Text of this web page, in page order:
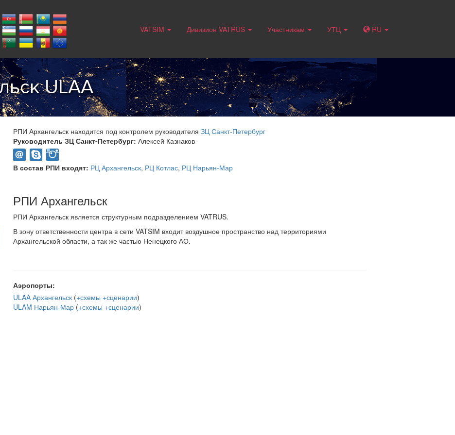
VATSIM Дивизион VATRUS Участникам УТЦ RU
ULAA
РПИ Архангельск находится под контролем руководителя ЗЦ Санкт-Петербург
Руководитель ЗЦ Санкт-Петербург: Алексей Казнаков
В состав РПИ входят: РЦ Архангельск, РЦ Котлас, РЦ Нарьян-Мар
РПИ Архангельск
РПИ Архангельск является структурным подразделением VATRUS.
В зону ответственности центра в сети VATSIM входит воздушное пространство над территориями
Архангельской области, а так же частью Ненецкого АО.
Аэропорты:
ULAA Архангельск(+схемы +сценарии)
ULAM Нарьян-Мар(+схемы +сценарии)